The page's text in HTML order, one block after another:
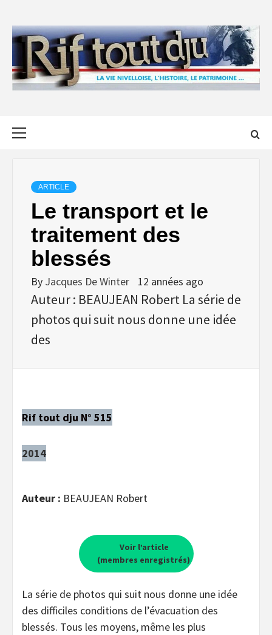
content
ARTICLE
Le transport et le
traitement des
blessés
By Jacques De Winter 12 années ago
Auteur : BEAUJEAN Robert La série de
photos qui suit nous donne une idée
des
Rif tout dju N° 515
2014
Auteur : BEAUJEAN Robert
Voir l’article
(membres enregistrés)
La série de photos qui suit nous donne une idée
des difficiles conditions de l’évacuation des
blessés. Tous les moyens, même les plus